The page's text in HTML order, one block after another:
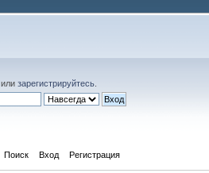
или зарегистрируйтесь
Поиск Вход Регистрация